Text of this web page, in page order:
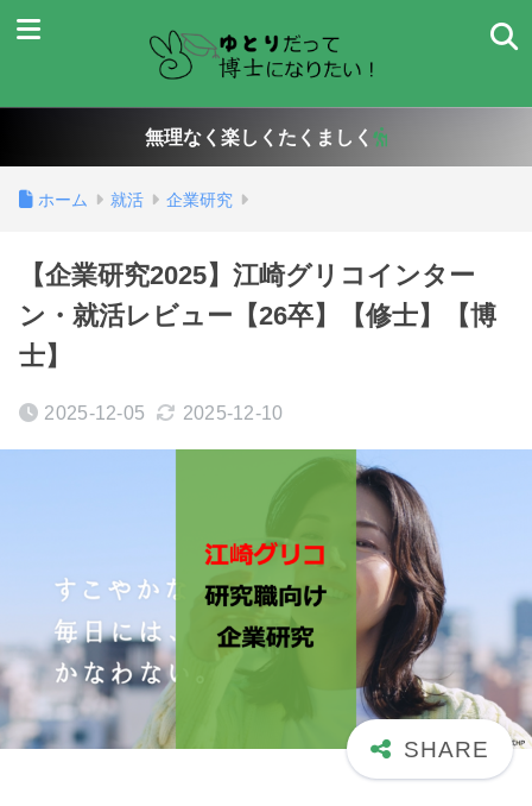
無理なく楽しくたくましく
ホーム 就活 企業研究
【企業研究2025】江崎グリコインター
ン・就活レビュー【26卒】【修士】【博
士】
2025-12-05 2025-12-10